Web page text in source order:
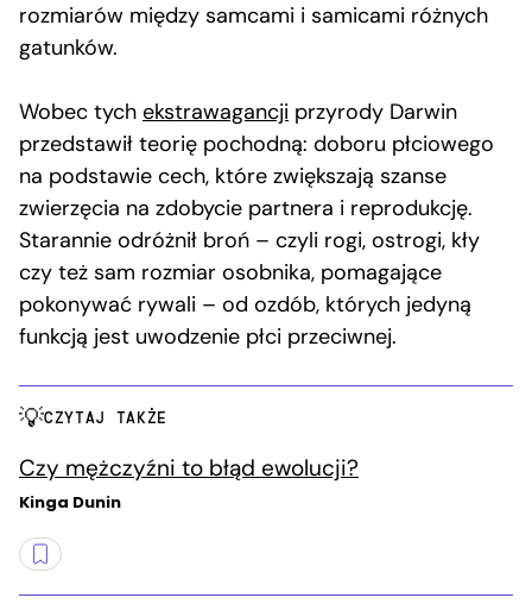
rozmiarów między samcami i samicami różnych
gatunków.
Wobec tych ekstrawagancji przyrody Darwin
przedstawił teorię pochodną: doboru płciowego
na podstawie cech, które zwiększają szanse
zwierzęcia na zdobycie partnera i reprodukcję.
Starannie odróżnił broń – czyli rogi, ostrogi, kły
czy też sam rozmiar osobnika, pomagające
pokonywać rywali – od ozdób, których jedyną
funkcją jest uwodzenie płci przeciwnej.
CZYTAJ TAKŻE
Czy mężczyźni to błąd ewolucji?
Kinga Dunin